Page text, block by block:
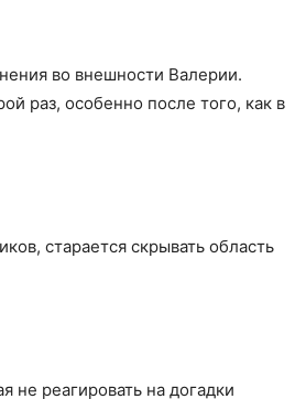
во внешности Валерии.
раз, особенно после того, как в
старается скрывать область
не реагировать на догадки